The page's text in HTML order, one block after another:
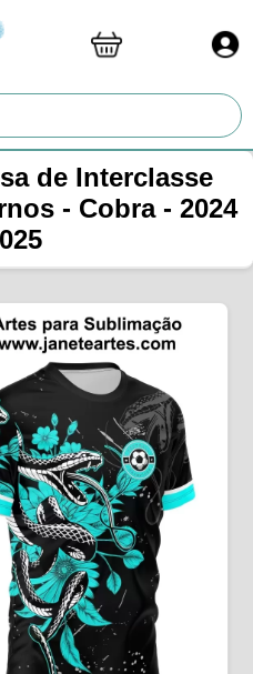
de Interclasse
- Cobra - 2024